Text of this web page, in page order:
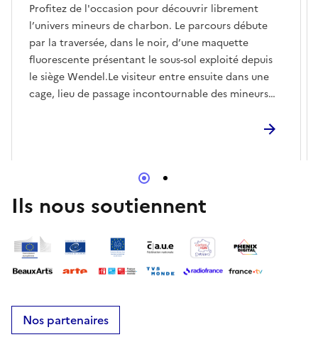
Profitez de l'occasion pour découvrir librement
l’univers mineurs de charbon. Le parcours débute
par la traversée, dans le noir, d’une maquette
fluorescente présentant le sous-sol exploité depuis
le siège Wendel.Le visiteur entre ensuite dans une
cage, lieu de passage incontournable des mineurs
creusement au rocher et au charbon, puis le
chantier d’exploitation en plateures (inclinaison de
moins de 25°).
Ils nous soutiennent
Nos partenaires